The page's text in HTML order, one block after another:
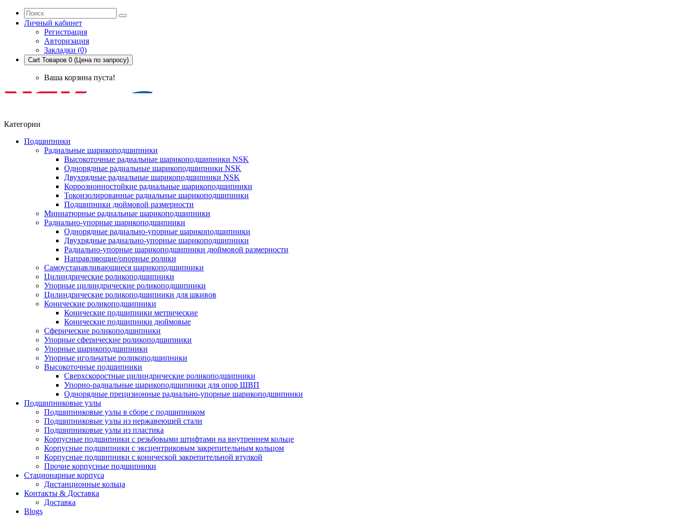
Личный кабинет
Регистрация
Авторизация
Закладки (0)
Cart Товаров 0 (Цена по запросу)
Ваша корзина пуста!
Категории
Подшипники
Радиальные шарикоподшипники
Высокоточные радиальные шарикоподшипники NSK
Однорядные радиальные шарикоподшипники NSK
Двухрядные радиальные шарикоподшипники NSK
Коррозионностойкие радиальные шарикоподшипники
Токоизолированные радиальные шарикоподшипники
Подшипники дюймовой размерности
Миниатюрные радиальные шарикоподшипники
Радиально-упорные шарикоподшипники
Однорядные радиально-упорные шарикоподшипники
Двухрядные радиально-упорные шарикоподшипники
Радиально-упорные шарикоподшипники дюймовой размерности
Направляющие/опорные ролики
Самоустанавливающиеся шарикоподшипники
Цилиндрические роликоподшипники
Упорные цилиндрические роликоподшипники
Цилиндрические роликоподшипники для шкивов
Конические роликоподшипники
Конические подшипники метрические
Конические подшипники дюймовые
Сферические роликоподшипники
Упорные сферические роликоподшипники
Упорные шарикоподшипники
Упорные игольчатые роликоподшипники
Высокоточные подшипники
Сверхскоростные цилиндрические роликоподшипники
Упорно-радиальные шарикоподшипники для опор ШВП
Однорядные прецизионные радиально-упорные шарикоподшипники
Подшипниковые узлы
Подшипниковые узлы в сборе с подшипником
Подшипниковые узлы из нержавеющей стали
Подшипниковые узлы из пластика
Корпусные подшипники с резьбовыми штифтами на внутреннем кольце
Корпусные подшипники с эксцентриковым закрепительным кольцом
Корпусные подшипники с конической закрепительной втулкой
Прочие корпусные подшипники
Стационарные корпуса
Дистанционные кольца
Контакты & Доставка
Доставка
Blogs